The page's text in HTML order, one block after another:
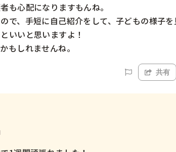
も心配になりますもんね。
で、手短に自己紹介をして、子どもの様子を
いいと思いますよ！
もしれませんね。
共有